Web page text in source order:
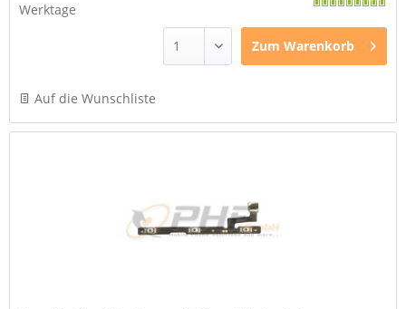
Werktage
Zum Warenkorb
Auf die Wunschliste